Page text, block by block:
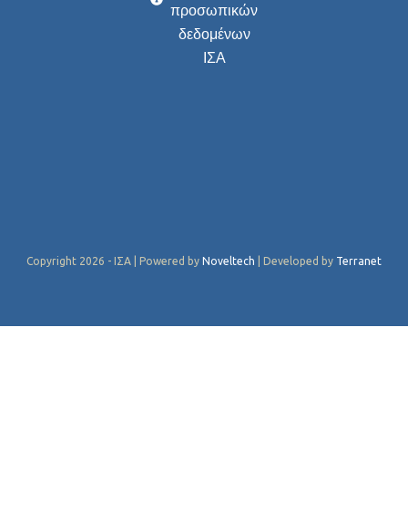
προσωπικών
δεδομένων
ΙΣΑ
Copyright 2026 - ΙΣΑ | Powered by Noveltech | Developed by Terranet